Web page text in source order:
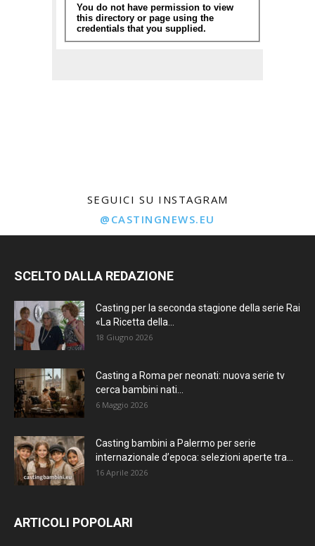
SEGUICI SU INSTAGRAM
@CASTINGNEWS.EU
SCELTO DALLA REDAZIONE
Casting per la seconda stagione della serie Rai
«La Ricetta della...
18 Giugno 2026
Casting a Roma per neonati: nuova serie tv
cerca bambini nati...
6 Maggio 2026
Casting bambini a Palermo per serie
internazionale d’epoca: selezioni aperte tra...
16 Aprile 2026
ARTICOLI POPOLARI